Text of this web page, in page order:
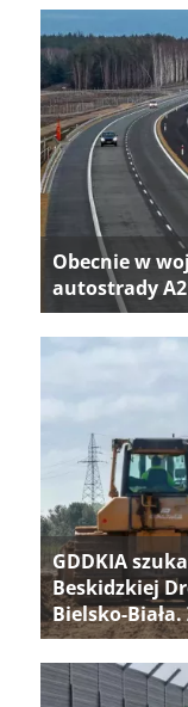
Obecnie w
autostrady A2
GDDKIA
Beskidzkiej
Bielsko-Biała.